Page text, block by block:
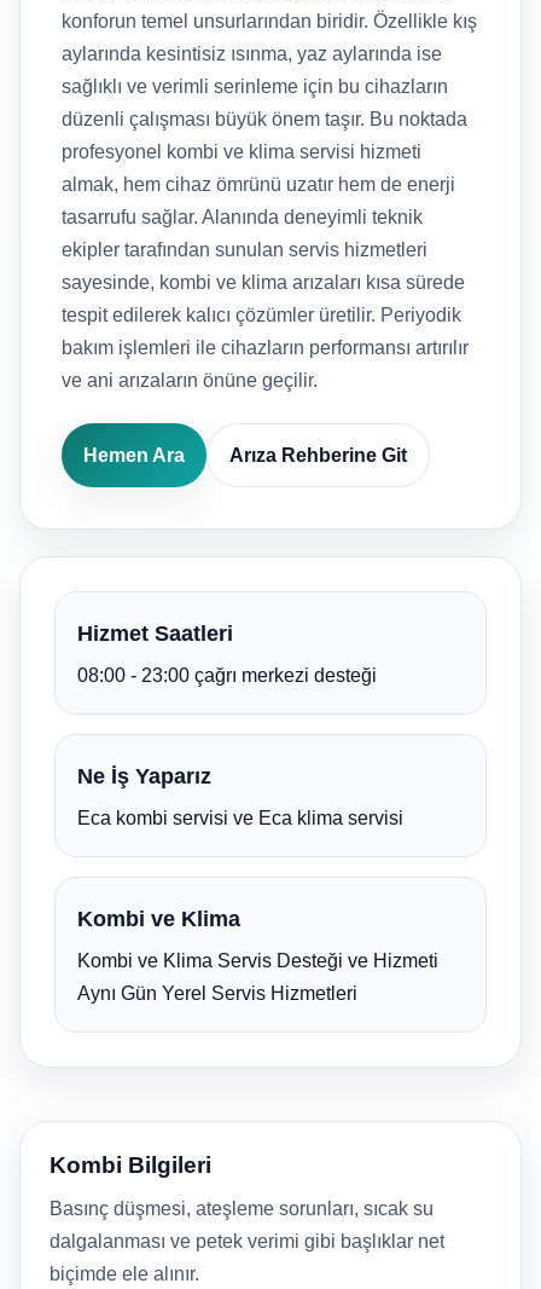
konforun temel unsurlarından biridir. Özellikle kış
aylarında kesintisiz ısınma, yaz aylarında ise
sağlıklı ve verimli serinleme için bu cihazların
düzenli çalışması büyük önem taşır. Bu noktada
profesyonel kombi ve klima servisi hizmeti
almak, hem cihaz ömrünü uzatır hem de enerji
tasarrufu sağlar. Alanında deneyimli teknik
ekipler tarafından sunulan servis hizmetleri
sayesinde, kombi ve klima arızaları kısa sürede
tespit edilerek kalıcı çözümler üretilir. Periyodik
bakım işlemleri ile cihazların performansı artırılır
ve ani arızaların önüne geçilir.
Hemen Ara Arıza Rehberine Git
Hizmet Saatleri
08:00 - 23:00 çağrı merkezi desteği
Ne İş Yaparız
Eca kombi servisi ve Eca klima servisi
Kombi ve Klima
Kombi ve Klima Servis Desteği ve Hizmeti
Aynı Gün Yerel Servis Hizmetleri
Kombi Bilgileri
Basınç düşmesi, ateşleme sorunları, sıcak su
dalgalanması ve petek verimi gibi başlıklar net
biçimde ele alınır.